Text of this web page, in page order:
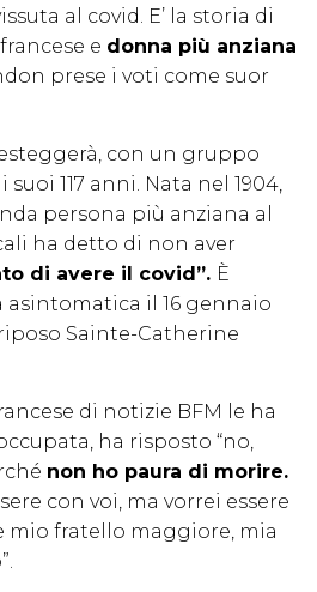
al covid. E’ la storia di
e donna più anziana
prese i voti come suor
con un gruppo
117 anni. Nata nel 1904,
persona più anziana al
ha detto di non aver
di avere il covid”. È
il 16 gennaio
Sainte-Catherine
di notizie BFM le ha
ha risposto “no,
non ho paura di morire.
con voi, ma vorrei essere
mio fratello maggiore, mia